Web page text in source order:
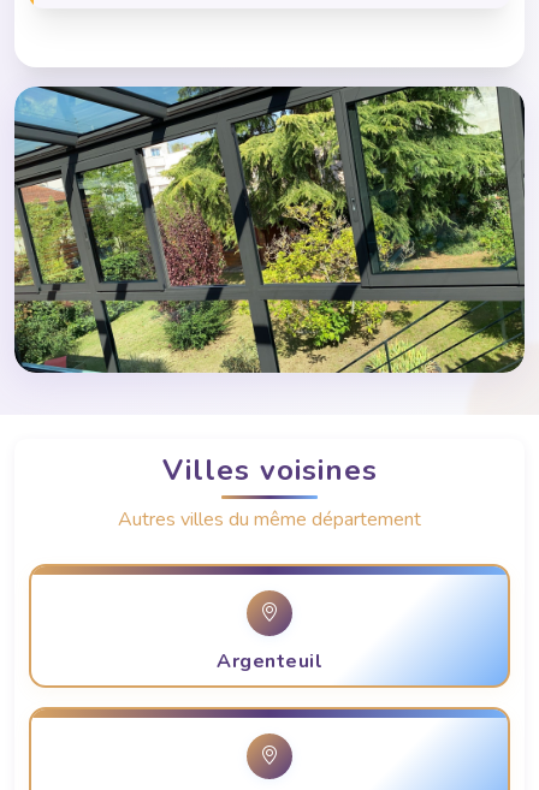
Villes voisines
Autres villes du même département
Argenteuil